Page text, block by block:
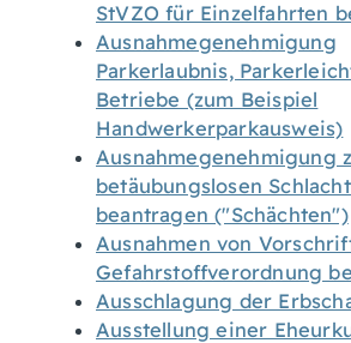
StVZO für Einzelfahrten
Ausnahmegenehmigung
Parkerlaubnis,
Betriebe (zum Beispiel
Handwerkerparkausweis)
Ausnahmegenehmigung
betäubungslosen
beantragen ("Schächten")
Ausnahmen von
Gefahrstoffverordnung
Ausschlagung der
Ausstellung einer